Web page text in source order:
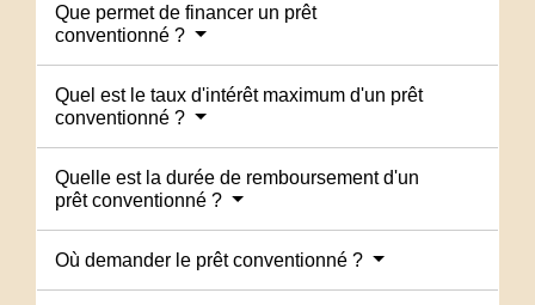
Que permet de financer un prêt
conventionné ?
Quel est le taux d'intérêt maximum d'un prêt
conventionné ?
Quelle est la durée de remboursement d'un
prêt conventionné ?
Où demander le prêt conventionné ?